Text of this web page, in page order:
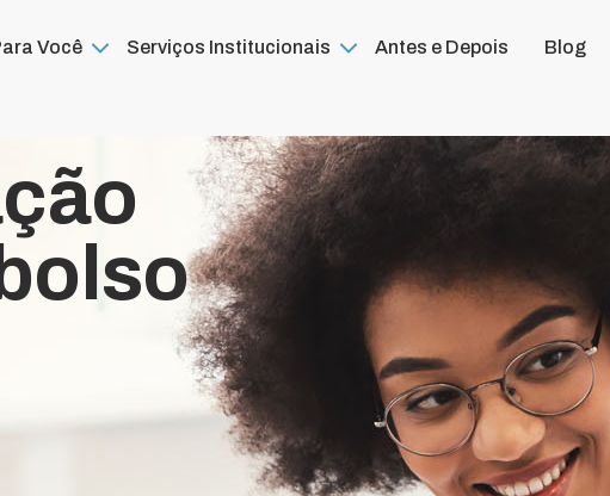
Você Serviços Institucionais Antes e Depois Blog